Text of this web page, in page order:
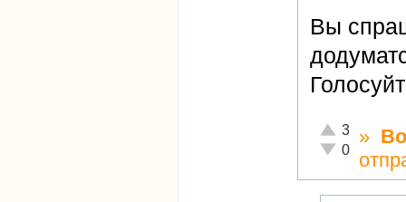
Вы
Отлично!
3
Неадекватно!
0
»